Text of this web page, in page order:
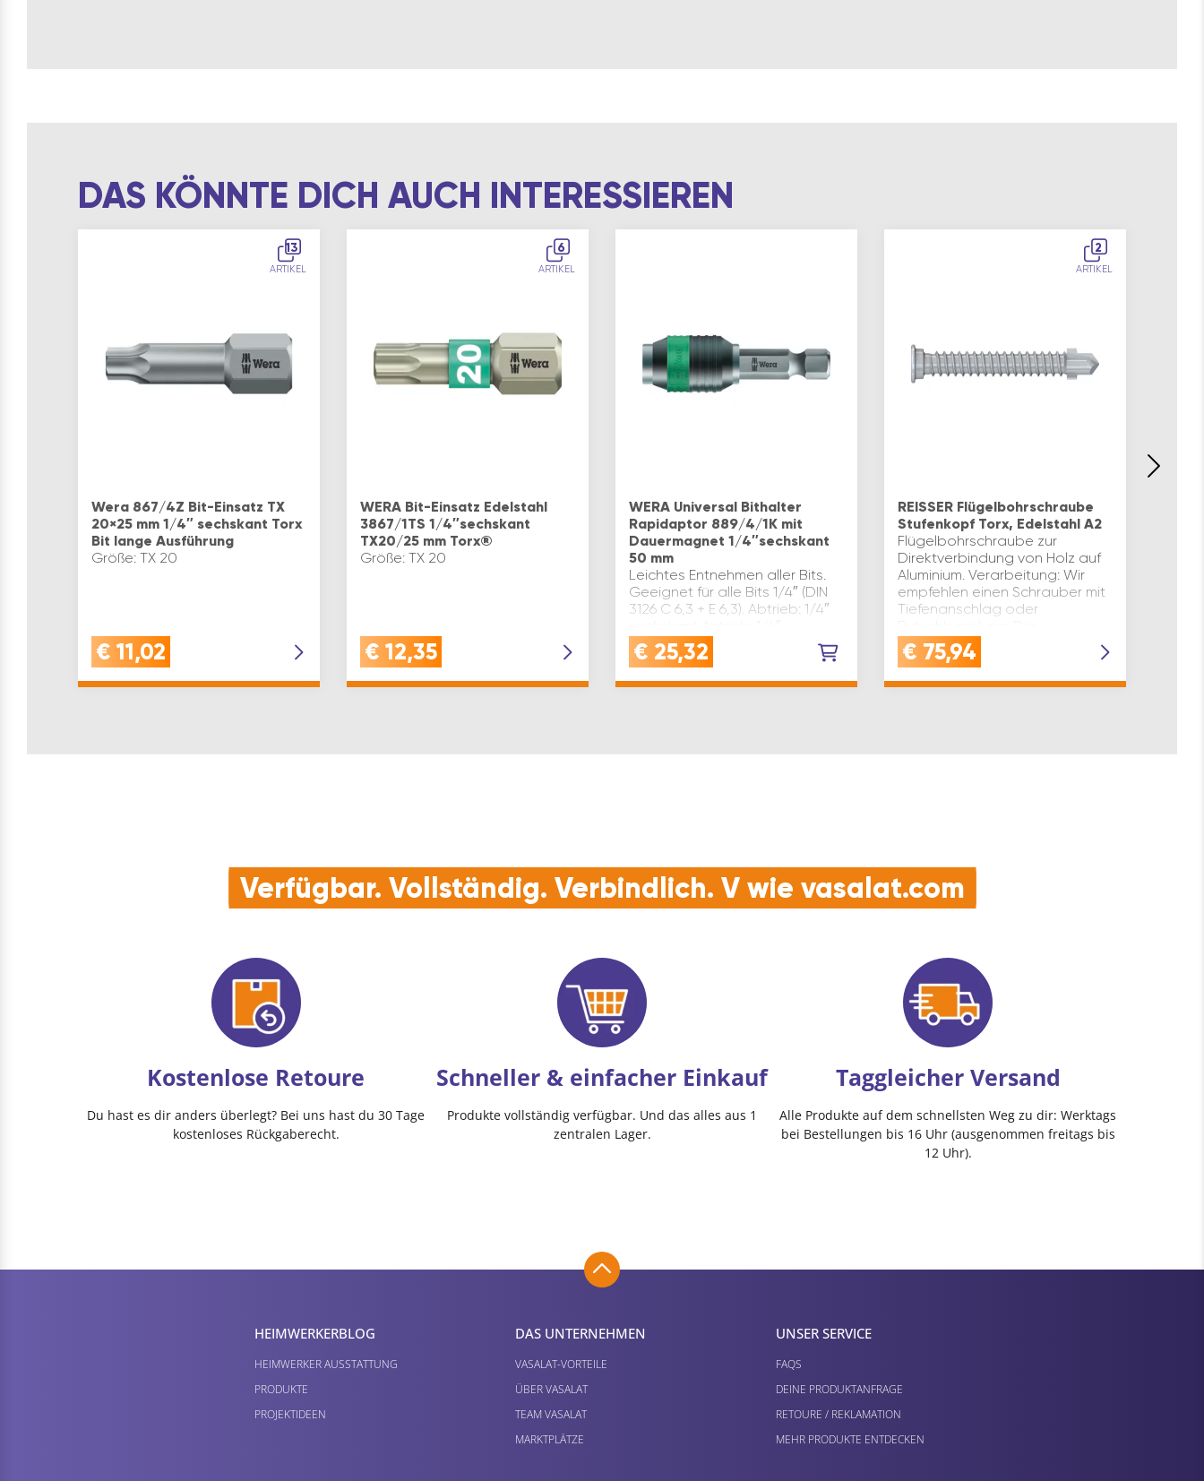
DAS KÖNNTE DICH AUCH INTERESSIEREN
13
ARTIKEL
Wera 867/4Z Bit-Einsatz TX
20×25 mm 1/4″ sechskant Torx
Bit lange Ausführung
Größe: TX 20
€ 11,02
6
ARTIKEL
WERA Bit-Einsatz Edelstahl
3867/1TS 1/4″sechskant
TX20/25 mm Torx®
Größe: TX 20
€ 12,35
WERA Universal Bithalter
Rapidaptor 889/4/1K mit
Dauermagnet 1/4″sechskant
50 mm
Leichtes Entnehmen aller Bits.
Geeignet für alle Bits 1/4″ (DIN
3126 C 6,3 + E 6,3). Abtrieb: 1/4″
sechskant Ausführung: mit
Dauermagnet und
€ 25,32
2
ARTIKEL
REISSER Flügelbohrschraube
Stufenkopf Torx, Edelstahl A2
Flügelbohrschraube zur
Direktverbindung von Holz auf
Aluminium. Verarbeitung: Wir
empfehlen einen Schrauber mit
Tiefenanschlag oder
Schraubenspitze muss mind. 13
mm aus dem Alum…
€ 75,94
Verfügbar. Vollständig. Verbindlich. V wie vasalat.com
Kostenlose Retoure
Du hast es dir anders überlegt? Bei uns hast du 30 Tage
kostenloses Rückgaberecht.
Schneller & einfacher Einkauf
Produkte vollständig verfügbar. Und das alles aus 1
zentralen Lager.
Taggleicher Versand
Alle Produkte auf dem schnellsten Weg zu dir: Werktags
bei Bestellungen bis 16 Uhr (ausgenommen freitags bis
12 Uhr).
HEIMWERKER­BLOG
HEIMWERKER AUSSTATTUNG
PRODUKTE
PROJEKTIDEEN
DAS UNTERNEHMEN
VASALAT-VORTEILE
ÜBER VASALAT
TEAM VASALAT
MARKTPLÄTZE
UNSER SERVICE
FAQS
DEINE PRODUKTANFRAGE
RETOURE / REKLAMATION
MEHR PRODUKTE ENTDECKEN